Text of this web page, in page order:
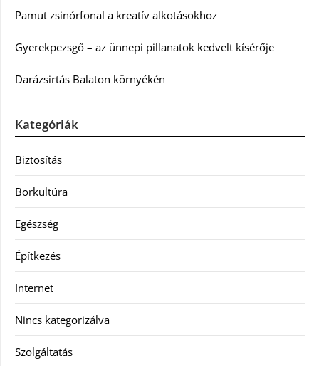
Pamut zsinórfonal a kreatív alkotásokhoz
Gyerekpezsgő – az ünnepi pillanatok kedvelt kísérője
Darázsirtás Balaton környékén
Kategóriák
Biztosítás
Borkultúra
Egészség
Építkezés
Internet
Nincs kategorizálva
Szolgáltatás